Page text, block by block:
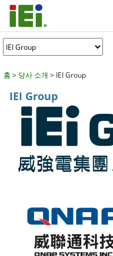
홈 > 당사 소개 > IEI Group
IEI Group